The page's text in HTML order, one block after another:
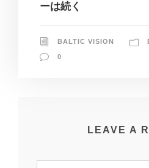
ーは続く
BALTIC VISION
0
LEAVE A